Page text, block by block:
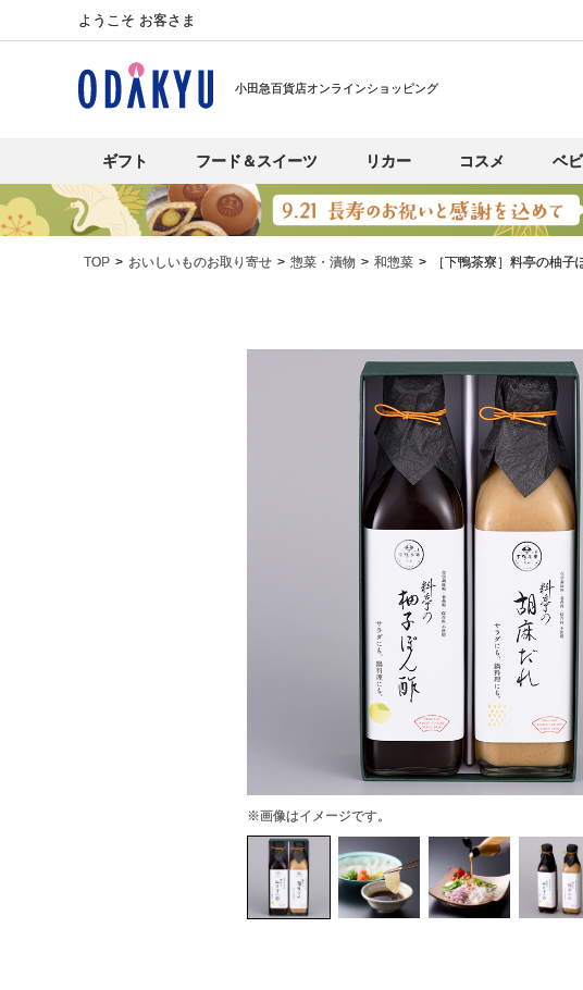
ようこそ お客さま
小田急百貨店オンラインショッピング
ギフト フード＆スイーツ リカー コスメ ベ
TOP おいしいものお取り寄せ 惣菜・漬物 和惣菜 ［下鴨茶寮］料亭の柚子
※画像はイメージです。